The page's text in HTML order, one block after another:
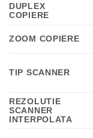
DUPLEX
COPIERE
ZOOM COPIERE
TIP SCANNER
REZOLUTIE
SCANNER
INTERPOLATA